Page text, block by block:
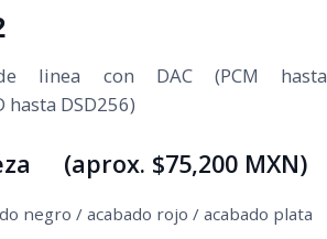
linea con DAC (PCM hasta
DSD256)
(aprox. $75,200 MXN)
negro / acabado rojo / acabado plata